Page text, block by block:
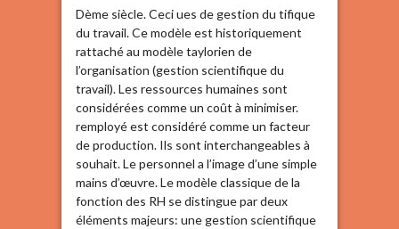
Dème siècle. Ceci ues de gestion du tifique
du travail. Ce modèle est historiquement
rattaché au modèle taylorien de
l’organisation (gestion scientifique du
travail). Les ressources humaines sont
considérées comme un coût à minimiser.
remployé est considéré comme un facteur
de production. Ils sont interchangeables à
souhait. Le personnel a l’image d’une simple
mains d’œuvre. Le modèle classique de la
fonction des RH se distingue par deux
éléments majeurs: une gestion scientifique